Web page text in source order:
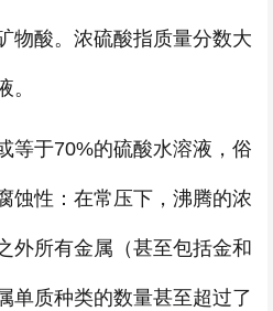
物酸。浓硫酸指质量分数大
。
等于70%的硫酸水溶液，俗
蚀性：在常压下，沸腾的浓
外所有金属（甚至包括金和
单质种类的数量甚至超过了